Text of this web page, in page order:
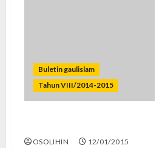
Buletin gaulislam
Tahun VIII/2014-2015
OSOLIHIN
12/01/2015